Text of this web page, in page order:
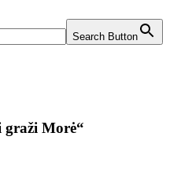
Search Button
graži Morė“